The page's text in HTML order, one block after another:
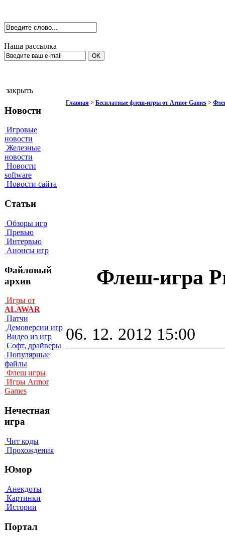
Наша рассылка
закрыть
Новости
Игровые
новости
Железные
новости
Новости
software
Новости сайта
Статьи
Обзоры игр
Превью
Интервью
Анонсы игр
Файловый
архив
Игры от
ALAWAR
Патчи
Демоверсии игр
Видео из игр
Софт, драйверы
Популярные
файлы
Флеш игры
Игры Armor
Games
Нечестная
игра
Чит коды
Прохождения
Юмор
Анекдоты
Картинки
Истории
Портал
Главная > Бесплатные флеш-игры от Armor Games >
Флеш-игра
06. 12. 2012 15:00